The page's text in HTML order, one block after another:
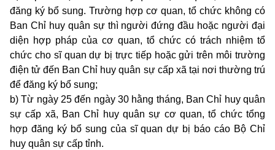
đăng ký bổ sung. Trường hợp cơ quan, tổ chức không có
Ban Chỉ huy quân sự thì người đứng đầu hoặc người đại
diện hợp pháp của cơ quan, tổ chức có trách nhiệm tổ
chức cho sĩ quan dự bị trực tiếp hoặc gửi trên môi trường
điện tử đến Ban Chỉ huy quân sự cấp xã tại nơi thường trú
để đăng ký bổ sung;
b) Từ ngày 25 đến ngày 30 hằng tháng, Ban Chỉ huy quân
sự cấp xã, Ban Chỉ huy quân sự cơ quan, tổ chức tổng
hợp đăng ký bổ sung của sĩ quan dự bị báo cáo Bộ Chỉ
huy quân sự cấp tỉnh.